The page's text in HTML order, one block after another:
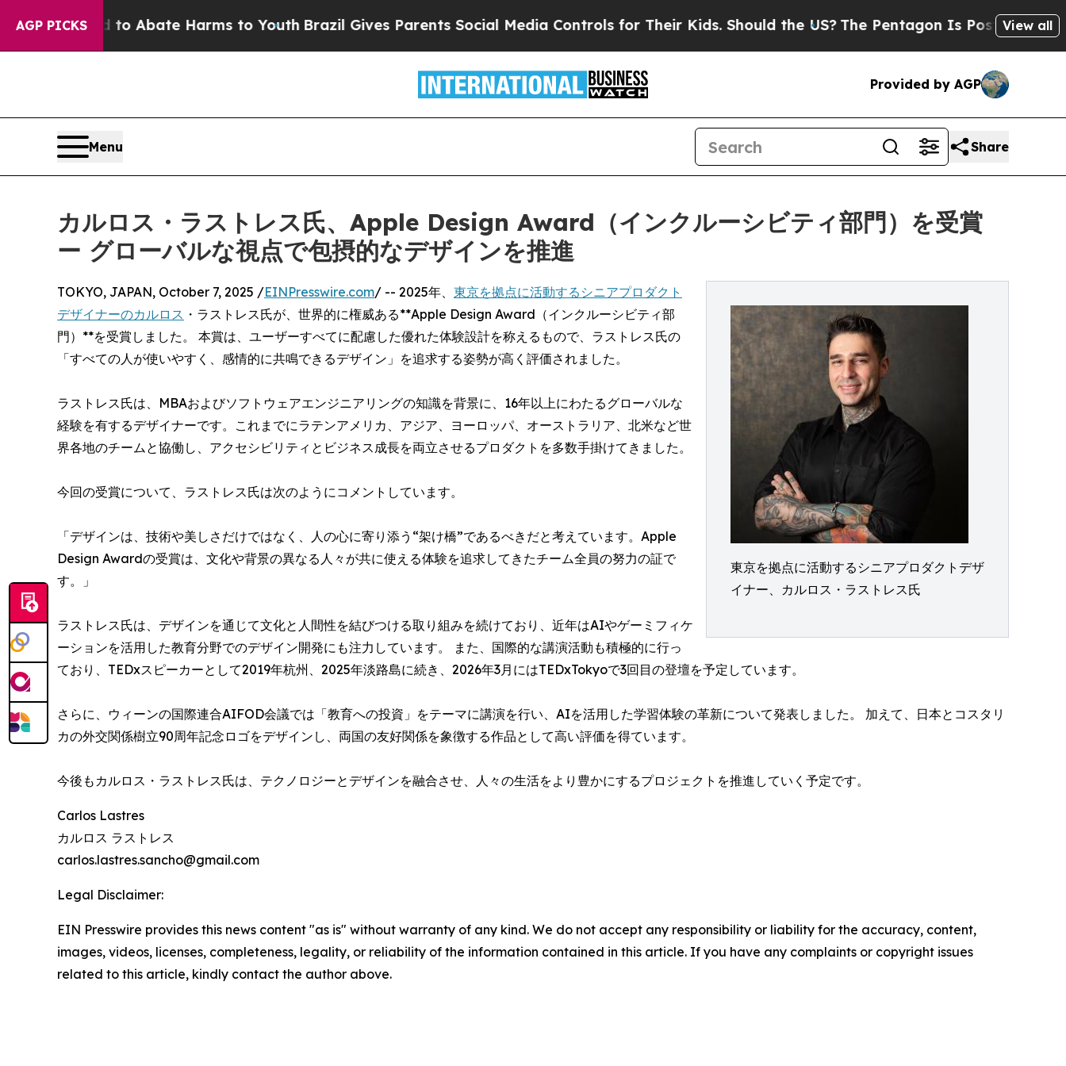
AGP PICKS
Fund to Abate Harms to Youth Brazil Gives Parents Social Media Controls for Their Kids. Should the US?The Pentagon Is Posting Cryptic
View all
Provided by AGP
Menu Share
カルロス・ラストレス氏、Apple Design Award（インクルーシビティ部門）を受賞
ー グローバルな視点で包摂的なデザインを推進
東京を拠点に活動するシニアプロダクトデザ
イナー、カルロス・ラストレス氏
TOKYO, JAPAN, October 7, 2025 /EINPresswire.com/ -- 2025年、 東京を拠点に活動するシニアプロダクト
デザイナーのカルロス ・ラストレス氏が、世界的に権威ある**Apple Design Award（インクルーシビティ部
門）**を受賞しました。 本賞は、ユーザーすべてに配慮した優れた体験設計を称えるもので、ラストレス氏の
「すべての人が使いやすく、感情的に共鳴できるデザイン」を追求する姿勢が高く評価されました。
ラストレス氏は、MBAおよびソフトウェアエンジニアリングの知識を背景に、16年以上にわたるグローバルな
経験を有するデザイナーです。これまでにラテンアメリカ、アジア、ヨーロッパ、オーストラリア、北米など世
界各地のチームと協働し、アクセシビリティとビジネス成長を両立させるプロダクトを多数手掛けてきました。
今回の受賞について、ラストレス氏は次のようにコメントしています。
「デザインは、技術や美しさだけではなく、人の心に寄り添う“架け橋”であるべきだと考えています。Apple
Design Awardの受賞は、文化や背景の異なる人々が共に使える体験を追求してきたチーム全員の努力の証で
す。」
ラストレス氏は、デザインを通じて文化と人間性を結びつける取り組みを続けており、近年はAIやゲーミフィケ
ーションを活用した教育分野でのデザイン開発にも注力しています。 また、国際的な講演活動も積極的に行っ
ており、TEDxスピーカーとして2019年杭州、2025年淡路島に続き、2026年3月にはTEDxTokyoで3回目の登壇を予定しています。
さらに、ウィーンの国際連合AIFOD会議では「教育への投資」をテーマに講演を行い、AIを活用した学習体験の革新について発表しました。 加えて、日本とコスタリ
カの外交関係樹立90周年記念ロゴをデザインし、両国の友好関係を象徴する作品として高い評価を得ています。
今後もカルロス・ラストレス氏は、テクノロジーとデザインを融合させ、人々の生活をより豊かにするプロジェクトを推進していく予定です。
Carlos Lastres
カルロス ラストレス
carlos.lastres.sancho@gmail.com
Legal Disclaimer:
EIN Presswire provides this news content "as is" without warranty of any kind. We do not accept any responsibility or liability for the accuracy, content,
images, videos, licenses, completeness, legality, or reliability of the information contained in this article. If you have any complaints or copyright issues
related to this article, kindly contact the author above.